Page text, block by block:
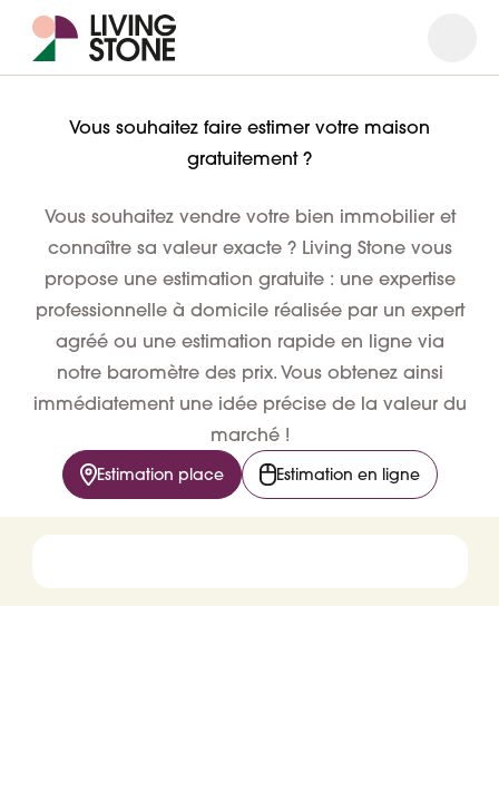
Vous souhaitez faire estimer votre maison
gratuitement ?
Vous souhaitez vendre votre bien immobilier et
connaître sa valeur exacte ? Living Stone vous
propose une estimation gratuite : une expertise
professionnelle à domicileréalisée par un expert
agréé ou une estimation rapide en lignevia
notre baromètre des prix. Vous obtenez ainsi
immédiatement une idée précise de la valeur du
marché !
Estimation place Estimation en ligne